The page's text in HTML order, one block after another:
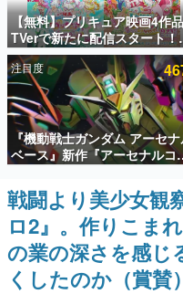
アプリセール情報
インタビュー
連載・特集一
殿堂入り記事
SNS拡散数が数
ど。多くの人々
事をまとめまし
ゲームの企
名作ゲームクリ
聞きし、ヒット
きます。
赫本
この物語を解い
【無料】プリキュア映画4作
TVerで新たに配信スタート！
んと2018年～2024年の映画
すべてが見放題に、ぶっちゃ
ありえないラインナップ
注目度
『機動戦士ガンダム アーセ
ベース』新作『アーセナルコ
ンダー』発表！8月28日から
ープンベータテスト開催、2027
年2月下旬に稼働予定
戦闘より美少女観
ロ2』。作りこま
の業の深さを感じ
くしたのか（賞賛）